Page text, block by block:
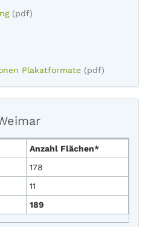
(pdf)
Plakatformate (pdf)
Anzahl Flächen*
178
11
189